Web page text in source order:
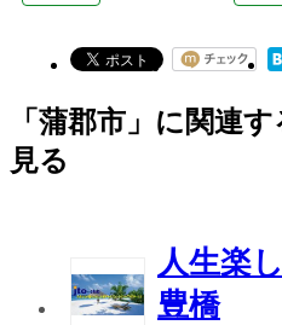
「蒲郡市」に関連
見る
人生楽
豊橋